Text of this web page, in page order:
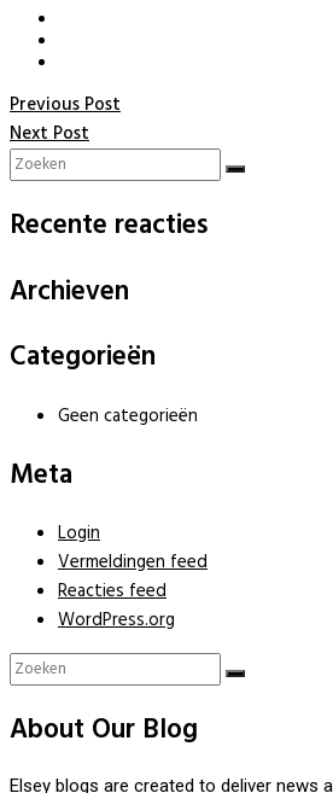
Previous Post
Next Post
Recente reacties
Archieven
Categorieën
Geen categorieën
Meta
Login
Vermeldingen feed
Reacties feed
WordPress.org
About Our Blog
Elsey blogs are created to deliver